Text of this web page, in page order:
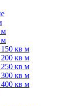
м
м
кв м
кв м
кв м
кв м
кв м